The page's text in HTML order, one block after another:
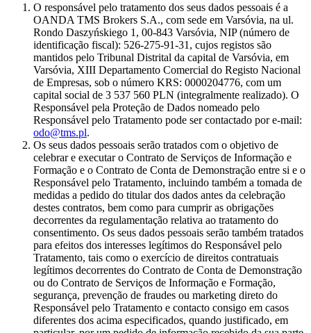
O responsável pelo tratamento dos seus dados pessoais é a
OANDA TMS Brokers S.A., com sede em Varsóvia, na ul.
Rondo Daszyńskiego 1, 00-843 Varsóvia, NIP (número de
identificação fiscal): 526-275-91-31, cujos registos são
mantidos pelo Tribunal Distrital da capital de Varsóvia, em
Varsóvia, XIII Departamento Comercial do Registo Nacional
de Empresas, sob o número KRS: 0000204776, com um
capital social de 3 537 560 PLN (integralmente realizado). O
Responsável pela Proteção de Dados nomeado pelo
Responsável pelo Tratamento pode ser contactado por e-mail:
odo@tms.pl.
Os seus dados pessoais serão tratados com o objetivo de
celebrar e executar o Contrato de Serviços de Informação e
Formação e o Contrato de Conta de Demonstração entre si e o
Responsável pelo Tratamento, incluindo também a tomada de
medidas a pedido do titular dos dados antes da celebração
destes contratos, bem como para cumprir as obrigações
decorrentes da regulamentação relativa ao tratamento do
consentimento. Os seus dados pessoais serão também tratados
para efeitos dos interesses legítimos do Responsável pelo
Tratamento, tais como o exercício de direitos contratuais
legítimos decorrentes do Contrato de Conta de Demonstração
ou do Contrato de Serviços de Informação e Formação,
segurança, prevenção de fraudes ou marketing direto do
Responsável pelo Tratamento e contacto consigo em casos
diferentes dos acima especificados, quando justificado, em